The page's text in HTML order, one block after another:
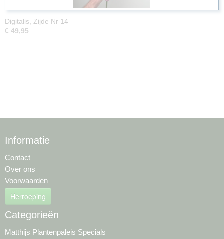
Digitalis, Zijde Nr 14
€ 49,95
Informatie
Contact
Over ons
Voorwaarden
Herroeping
Categorieën
Matthijs Plantenpaleis Specials